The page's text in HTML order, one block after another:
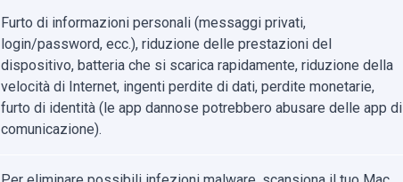
Furto di informazioni personali (messaggi privati,
login/password, ecc.), riduzione delle prestazioni del
dispositivo, batteria che si scarica rapidamente, riduzione della
velocità di Internet, ingenti perdite di dati, perdite monetarie,
furto di identità (le app dannose potrebbero abusare delle app di
comunicazione).